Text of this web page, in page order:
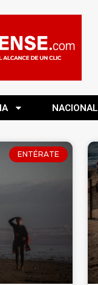
NACIONAL
ENTÉRATE